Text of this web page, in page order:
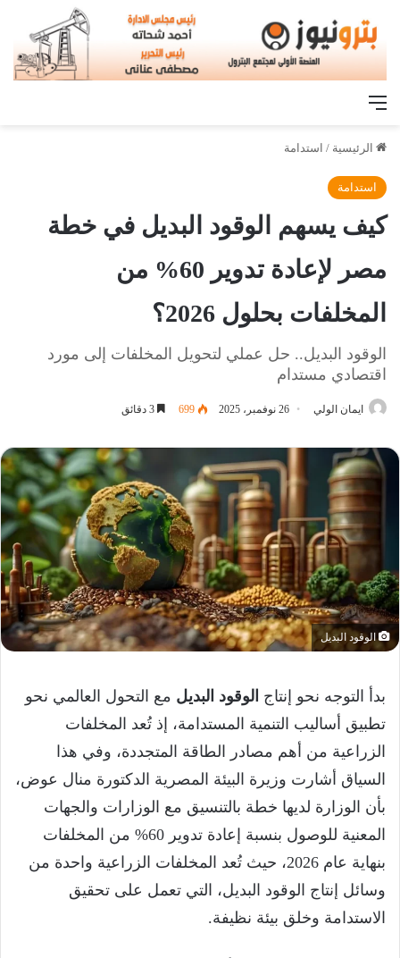
القائمة
الرئيسية / استدامة
استدامة
كيف يسهم الوقود البديل في خطة
مصر لإعادة تدوير 60% من
المخلفات بحلول 2026؟
الوقود البديل.. حل عملي لتحويل المخلفات إلى مورد
اقتصادي مستدام
ايمان الولي 26 نوفمبر، 2025 699
الوقود البديل
بدأ التوجه نحو إنتاج الوقود البديل مع التحول العالمي نحو
تطبيق أساليب التنمية المستدامة، إذ تُعد المخلفات
الزراعية من أهم مصادر الطاقة المتجددة، وفي هذا
السياق أشارت وزيرة البيئة المصرية الدكتورة منال عوض،
بأن الوزارة لديها خطة بالتنسيق مع الوزارات والجهات
المعنية للوصول بنسبة إعادة تدوير 60% من المخلفات
بنهاية عام 2026، حيث تُعد المخلفات الزراعية واحدة من
وسائل إنتاج الوقود البديل، التي تعمل على تحقيق
الاستدامة وخلق بيئة نظيفة.